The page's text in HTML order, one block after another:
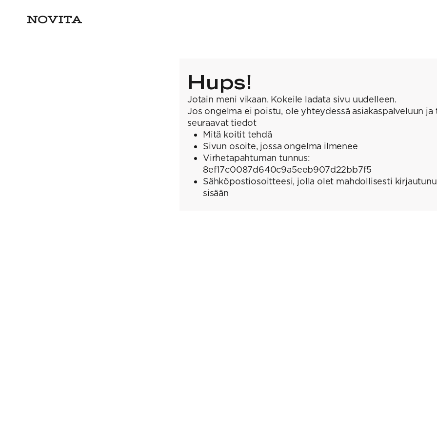
Hups!
Jotain meni vikaan. Kokeile ladata sivu uudelleen.
Jos ongelma ei poistu, ole yhteydessä asiakaspalveluun ja
seuraavat tiedot
Mitä koitit tehdä
Sivun osoite, jossa ongelma ilmenee
Virhetapahtuman tunnus:
8ef17c0087d640c9a5eeb907d22bb7f5
Sähköpostiosoitteesi, jolla olet mahdollisesti
sisään